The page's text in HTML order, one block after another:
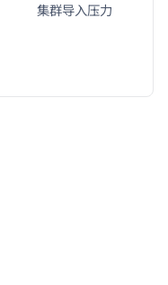
集群导入压力